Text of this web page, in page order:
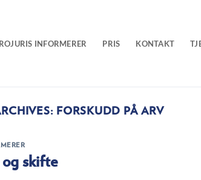
INFORMERER PRIS KONTAKT
FORSKUDD PÅ ARV
og skifte